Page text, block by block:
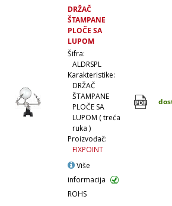
DRŽAČ
ŠTAMPANE
PLOČE SA
LUPOM
Šifra:
ALDRSPL
Karakteristike:
DRŽAČ
ŠTAMPANE
PLOČE SA
LUPOM ( treća
ruka )
Proizvođač:
FIXPOINT
Više
informacija
ROHS